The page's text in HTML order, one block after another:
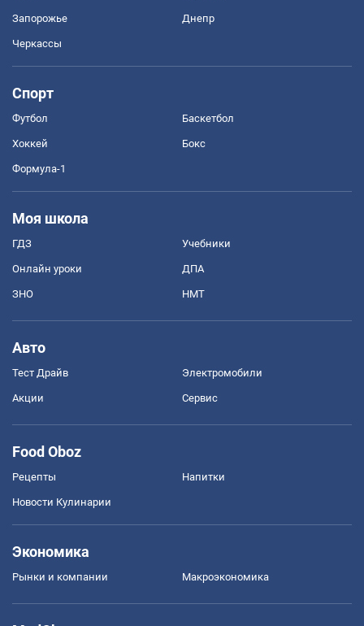
Запорожье Днепр
Черкассы
Спорт
Футбол Баскетбол
Хоккей Бокс
Формула-1
Моя школа
ГДЗ Учебники
Онлайн уроки ДПА
ЗНО НМТ
Авто
Тест Драйв Электромобили
Акции Сервис
Food Oboz
Рецепты Напитки
Новости Кулинарии
Экономика
Рынки и компании Mакроэкономика